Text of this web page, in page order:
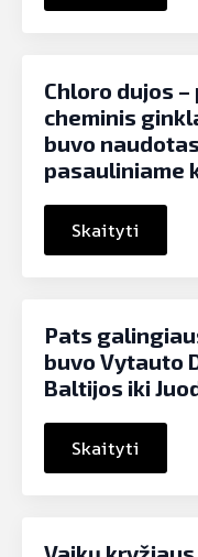
Chloro dujos
cheminis
buvo
pasauliniame
Skaityti
Pats
buvo Vytauto
Baltijos iki
Skaityti